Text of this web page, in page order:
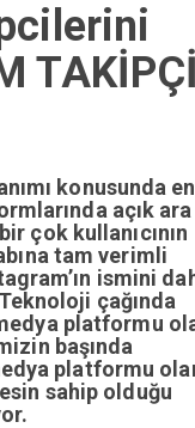
konusunda en
açık ara
çok kullanıcının
tam verimli
ismini
çağında
platformu
başında
platformu
sahip olduğu